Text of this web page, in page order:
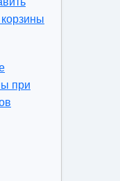
при